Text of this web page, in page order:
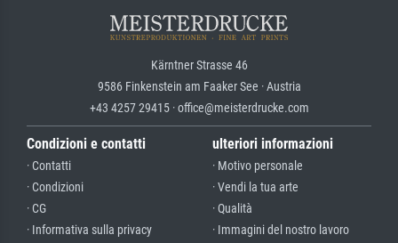
Kärntner Strasse 46
9586 Finkenstein am Faaker See · Austria
+43 4257 29415 · office@meisterdrucke.com
Condizioni e contatti
· Contatti
· Condizioni
· CG
· Informativa sulla privacy
ulteriori informazioni
· Motivo personale
· Vendi la tua arte
· Qualità
· Immagini del nostro lavoro